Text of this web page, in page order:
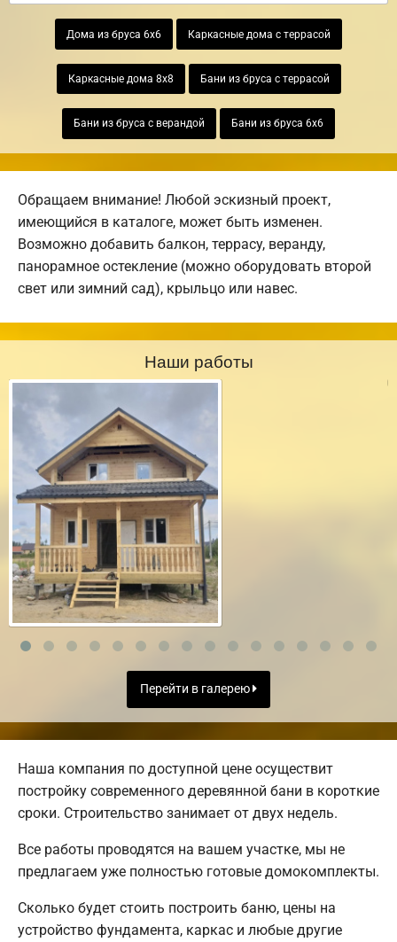
Дома из бруса 6х6 Каркасные дома с террасой
Каркасные дома 8х8 Бани из бруса с террасой
Бани из бруса с верандой Бани из бруса 6х6
Обращаем внимание! Любой эскизный проект,
имеющийся в каталоге, может быть изменен.
Возможно добавить балкон, террасу, веранду,
панорамное остекление (можно оборудовать второй
свет или зимний сад), крыльцо или навес.
Наши работы
Перейти в галерею
Наша компания по доступной цене осуществит
постройку современного деревянной бани в короткие
сроки. Строительство занимает от двух недель.
Все работы проводятся на вашем участке, мы не
предлагаем уже полностью готовые домокомплекты.
Сколько будет стоить построить баню, цены на
устройство фундамента, каркас и любые другие